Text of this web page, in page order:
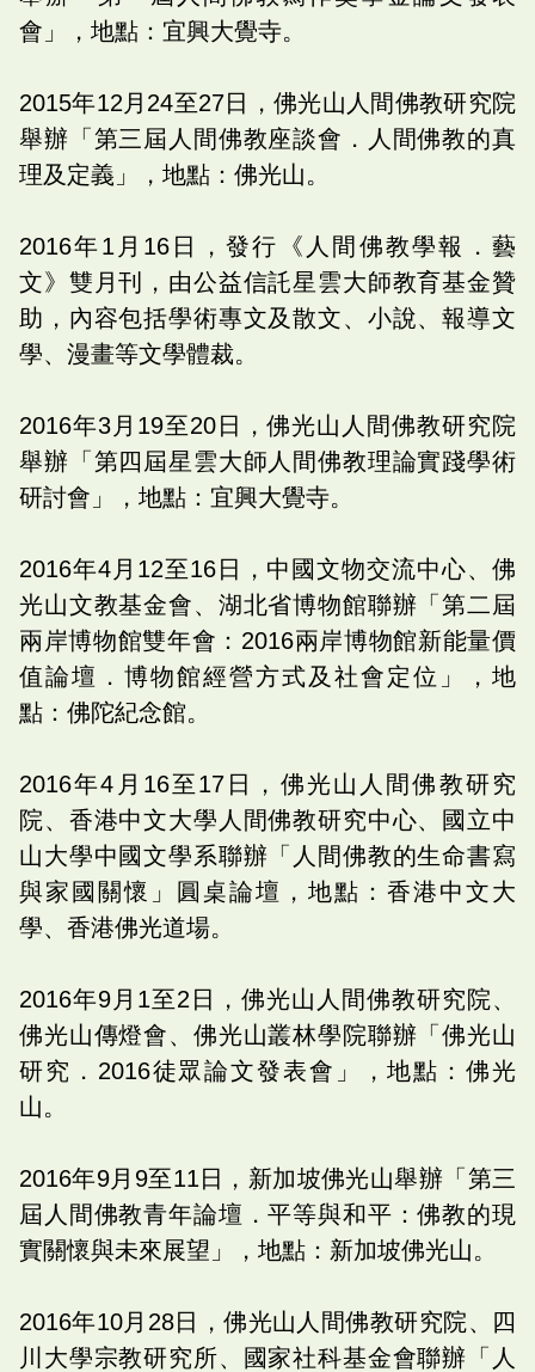
會」，地點：宜興大覺寺。
2015年12月24至27日，佛光山人間佛教研究院
舉辦「第三屆人間佛教座談會．人間佛教的真
理及定義」，地點：佛光山。
2016年1月16日，發行《人間佛教學報．藝
文》雙月刊，由公益信託星雲大師教育基金贊
助，內容包括學術專文及散文、小說、報導文
學、漫畫等文學體裁。
2016年3月19至20日，佛光山人間佛教研究院
舉辦「第四屆星雲大師人間佛教理論實踐學術
研討會」，地點：宜興大覺寺。
2016年4月12至16日，中國文物交流中心、佛
光山文教基金會、湖北省博物館聯辦「第二屆
兩岸博物館雙年會：2016兩岸博物館新能量價
值論壇．博物館經營方式及社會定位」，地
點：佛陀紀念館。
2016年4月16至17日，佛光山人間佛教研究
院、香港中文大學人間佛教研究中心、國立中
山大學中國文學系聯辦「人間佛教的生命書寫
與家國關懷」圓桌論壇，地點：香港中文大
學、香港佛光道場。
2016年9月1至2日，佛光山人間佛教研究院、
佛光山傳燈會、佛光山叢林學院聯辦「佛光山
研究．2016徒眾論文發表會」，地點：佛光
山。
2016年9月9至11日，新加坡佛光山舉辦「第三
屆人間佛教青年論壇．平等與和平：佛教的現
實關懷與未來展望」，地點：新加坡佛光山。
2016年10月28日，佛光山人間佛教研究院、四
川大學宗教研究所、國家社科基金會聯辦「人